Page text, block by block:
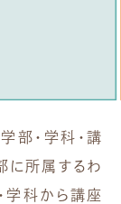
部・学科・講
に所属するわ
学科から講座